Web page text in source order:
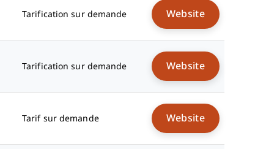
Tarification sur demande Website
Tarification sur demande Website
Tarif sur demande Website